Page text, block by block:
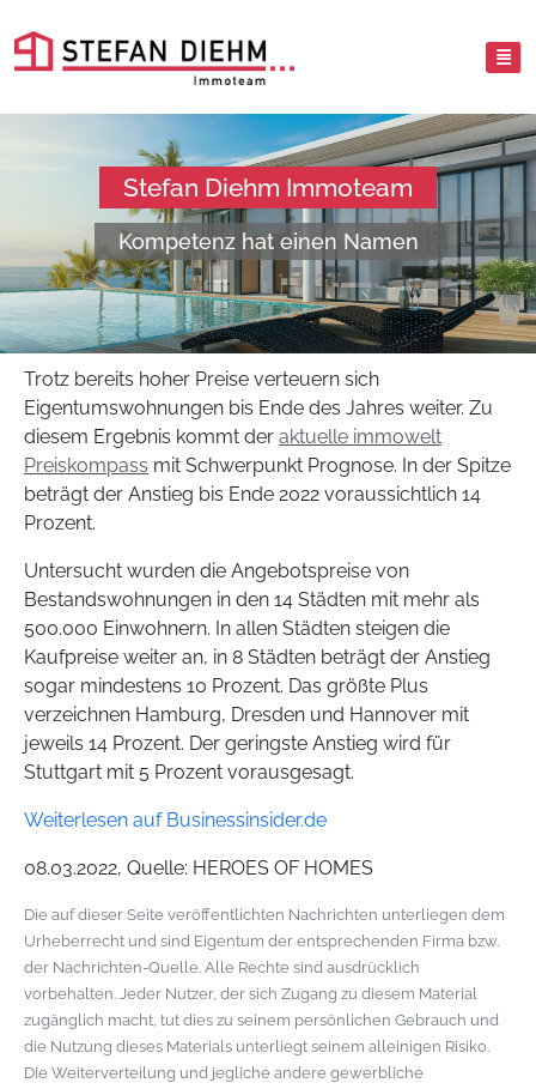
Stefan Diehm Immoteam
Kompetenz hat einen Namen
Trotz bereits hoher Preise verteuern sich
Eigentumswohnungen bis Ende des Jahres weiter. Zu
diesem Ergebnis kommt der aktuelle immowelt
Preiskompass mit Schwerpunkt Prognose. In der Spitze
beträgt der Anstieg bis Ende 2022 voraussichtlich 14
Prozent.
Untersucht wurden die Angebotspreise von
Bestandswohnungen in den 14 Städten mit mehr als
500.000 Einwohnern. In allen Städten steigen die
Kaufpreise weiter an, in 8 Städten beträgt der Anstieg
sogar mindestens 10 Prozent. Das größte Plus
verzeichnen Hamburg, Dresden und Hannover mit
jeweils 14 Prozent. Der geringste Anstieg wird für
Stuttgart mit 5 Prozent vorausgesagt.
Weiterlesen auf Businessinsider.de
08.03.2022, Quelle: HEROES OF HOMES
Die auf dieser Seite veröffentlichten Nachrichten unterliegen dem
Urheberrecht und sind Eigentum der entsprechenden Firma bzw.
der Nachrichten-Quelle. Alle Rechte sind ausdrücklich
vorbehalten. Jeder Nutzer, der sich Zugang zu diesem Material
zugänglich macht, tut dies zu seinem persönlichen Gebrauch und
die Nutzung dieses Materials unterliegt seinem alleinigen Risiko.
Die Weiterverteilung und jegliche andere gewerbliche